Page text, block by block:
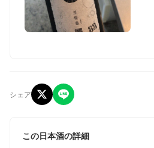
シェア
この日本酒の詳細